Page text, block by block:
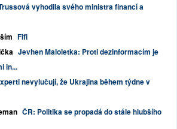
vyhodila svého ministra financí a
Fifi
Jevhen Maloletka: Proti dezinformacím je
in...
nevylučují, že Ukrajina během týdne v
ČR: Politika se propadá do stále hlubšího